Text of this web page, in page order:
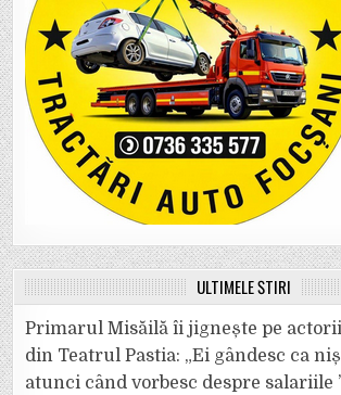
ULTIMELE ȘTIRI
Primarul Misăilă îi jignește pe
din Teatrul Pastia: „Ei gândesc ca
atunci când vorbesc despre salariile